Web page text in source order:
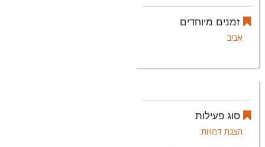
זמנים מיוחדים
אביב
סוג פעילות
הצגת דמויות